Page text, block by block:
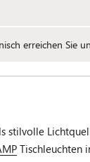
erreichen Sie
stilvolle
Tischleuchten